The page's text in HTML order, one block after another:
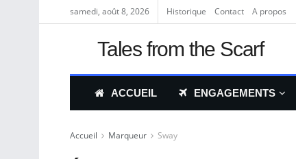
samedi, août 8, 2026 Historique Contact A propos
Tales from the Scarf
ACCUEIL ENGAGEMENTS
Accueil Marqueur Sway